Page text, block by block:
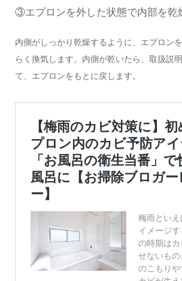
③エプロンを外した状態で内部を乾
内側がしっかり乾燥するように、エプロン
らく換気します。内側が乾いたら、取扱説
て、エプロンをもとに戻します。